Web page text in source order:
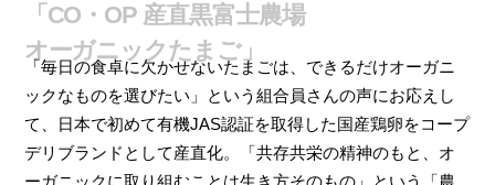
「CO・OP 産直黒富士農場
オーガニックたまご」
「毎日の食卓に欠かせないたまごは、できるだけオーガニ
ックなものを選びたい」という組合員さんの声にお応えし
て、日本で初めて有機JAS認証を取得した国産鶏卵をコープ
デリブランドとして産直化。「共存共栄の精神のもと、オ
ーガニックに取り組むことは生き方そのもの」という「農